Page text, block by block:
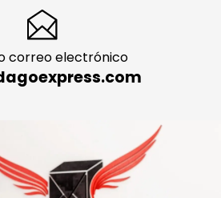
correo electrónico